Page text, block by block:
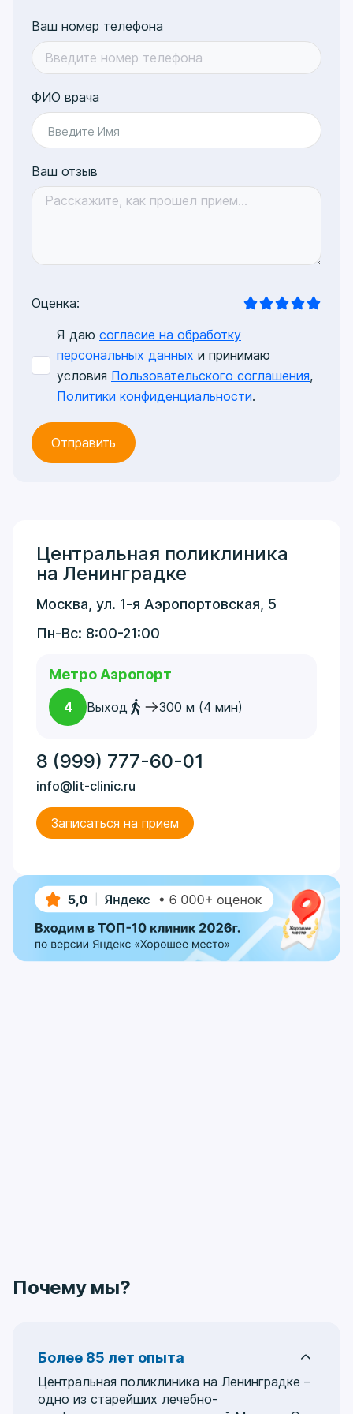
Ваш номер телефона
ФИО врача
Введите Имя
Оценка:
Ваш отзыв
Я даю согласие на обработку
персональных данных и принимаю
условия Пользовательского соглашения,
Политики конфиденциальности.
Центральная поликлиника
на Ленинградке
Москва, ул. 1-я Аэропортовская, 5
Пн-Вс: 8:00-21:00
Метро Аэропорт
4 Выход 300 м (4 мин)
8 (999) 777-60-01
info@lit-clinic.ru
Записаться на прием
Почему мы?
Более 85 лет опыта
Центральная поликлиника на Ленинградке –
одно из старейших лечебно-